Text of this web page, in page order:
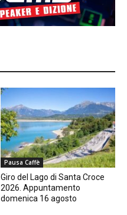
Pausa Caffè
Giro del Lago di Santa Croce
2026. Appuntamento
domenica 16 agosto